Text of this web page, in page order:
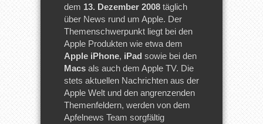
dem 13. Dezember 2008 täglich
über News rund um Apple. Der
Themenschwerpunkt liegt bei den
Apple Produkten wie etwa dem
Apple iPhone, iPad sowie bei den
Macs als auch dem Apple TV. Die
stets aktuellen Nachrichten aus der
Apple Welt und den angrenzenden
Themenfeldern, werden von dem
Apfelnews Team sorgfältig